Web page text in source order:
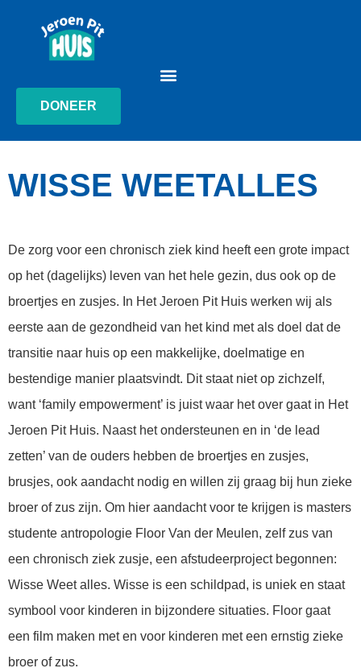
DONEER
WISSE WEETALLES
De zorg voor een chronisch ziek kind heeft een grote impact
op het (dagelijks) leven van het hele gezin, dus ook op de
broertjes en zusjes. In Het Jeroen Pit Huis werken wij als
eerste aan de gezondheid van het kind met als doel dat de
transitie naar huis op een makkelijke, doelmatige en
bestendige manier plaatsvindt. Dit staat niet op zichzelf,
want ‘family empowerment’ is juist waar het over gaat in Het
Jeroen Pit Huis. Naast het ondersteunen en in ‘de lead
zetten’ van de ouders hebben de broertjes en zusjes,
brusjes, ook aandacht nodig en willen zij graag bij hun zieke
broer of zus zijn. Om hier aandacht voor te krijgen is masters
studente antropologie Floor Van der Meulen, zelf zus van
een chronisch ziek zusje, een afstudeerproject begonnen:
Wisse Weet alles. Wisse is een schildpad, is uniek en staat
symbool voor kinderen in bijzondere situaties. Floor gaat
een film maken met en voor kinderen met een ernstig zieke
broer of zus.